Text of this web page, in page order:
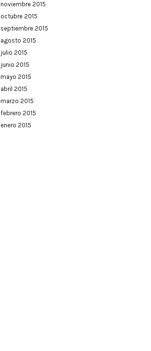
noviembre 2015
octubre 2015
septiembre 2015
agosto 2015
julio 2015
junio 2015
mayo 2015
abril 2015
marzo 2015
febrero 2015
enero 2015